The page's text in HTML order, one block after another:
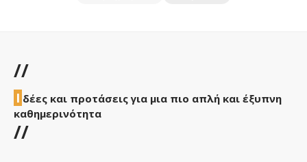
//
Ι δέες και προτάσεις για μια πιο απλή και έξυπνη
καθημερινότητα
//